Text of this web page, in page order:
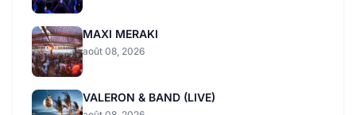
MAXI MERAKI
août 08, 2026
VALERON & BAND (LIVE)